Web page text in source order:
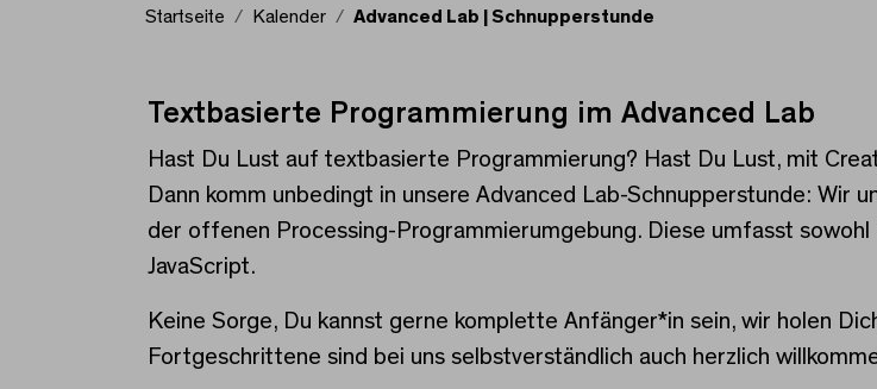
Startseite Kalender
Advanced Lab | Schnupperstunde
Advanced Lab | Schnupperstunde
Textbasierte Programmierung im Advanced Lab
Hast Du Lust auf textbasierte Programmierung? Hast Du Lust, mit
Dann komm unbedingt in unsere Advanced Lab-Schnupperstunde: Wir
der offenen Processing-Programmierumgebung. Diese umfasst sowohl
JavaScript.
Keine Sorge, Du kannst gerne komplette Anfänger*in sein, wir holen
Fortgeschrittene sind bei uns selbstverständlich auch herzlich